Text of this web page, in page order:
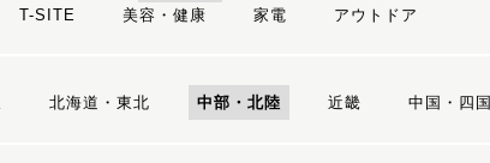
T-SITE 美容・健康 家電 アウトドア
北海道・東北 中部・北陸 近畿 中国・四国